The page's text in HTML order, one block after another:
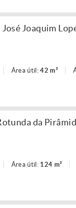
Joaquim
Área útil:42 m²
da
Área útil: 124 m²